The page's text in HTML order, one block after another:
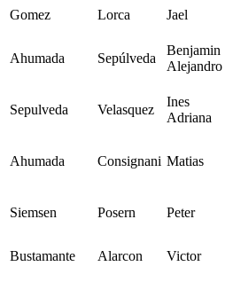
Gomez Lorca Jael
Ahumada Sepúlveda
Benjamin
Alejandro
Sepulveda Velasquez
Ines
Adriana
Ahumada Consignani Matias
Siemsen Posern Peter
Bustamante Alarcon Victor